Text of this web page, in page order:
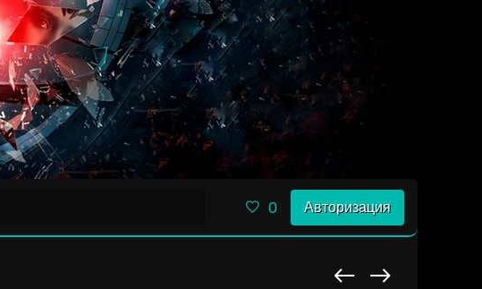
0 Авторизация